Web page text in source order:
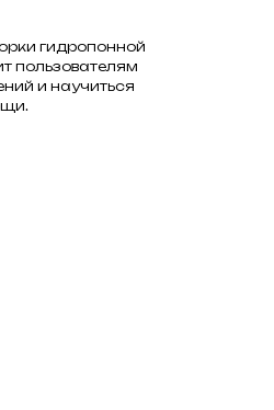
гидропонной
пользователям
и научиться